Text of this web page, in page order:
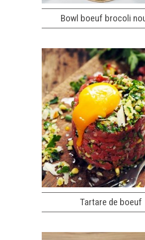
Bowl boeuf brocoli
Tartare de boeuf